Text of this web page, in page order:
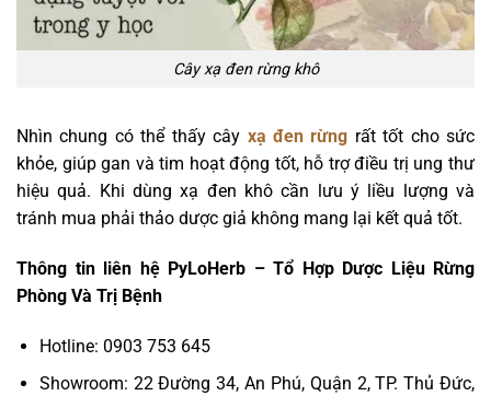
Cây xạ đen rừng khô
Nhìn chung có thể thấy cây xạ đen rừng rất tốt cho sức
khỏe, giúp gan và tim hoạt động tốt, hỗ trợ điều trị ung thư
hiệu quả. Khi dùng xạ đen khô cần lưu ý liều lượng và
tránh mua phải thảo dược giả không mang lại kết quả tốt.
Thông tin liên hệ PyLoHerb – Tổ Hợp Dược Liệu Rừng
Phòng Và Trị Bệnh
Hotline: 0903 753 645
Showroom: 22 Đường 34, An Phú, Quận 2, TP. Thủ Đức,